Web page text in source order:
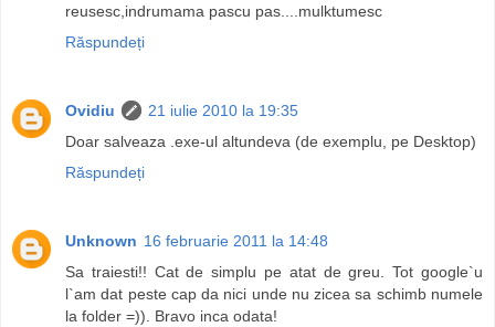
reusesc,indrumama pascu pas....mulktumesc
Răspundeți
Ovidiu
21 iulie 2010 la 19:35
Doar salveaza .exe-ul altundeva (de exemplu, pe Desktop)
Răspundeți
Unknown 16 februarie 2011 la 14:48
Sa traiesti!! Cat de simplu pe atat de greu. Tot google`u
l`am dat peste cap da nici unde nu zicea sa schimb numele
la folder =)). Bravo inca odata!